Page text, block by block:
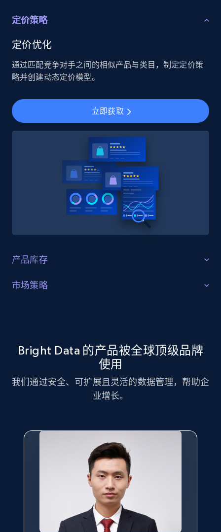
定价策略
定价优化
通过匹配竞争对手之间的相似产品与类目，制定定价策
略并创建动态定价模型。
立即获取
产品库存
识别缺口
立即获取
市场策略
立即获取
Bright Data 的产品被全球顶级品牌
使用
我们通过安全、可扩展且灵活的数据管理，帮助企
业增长。